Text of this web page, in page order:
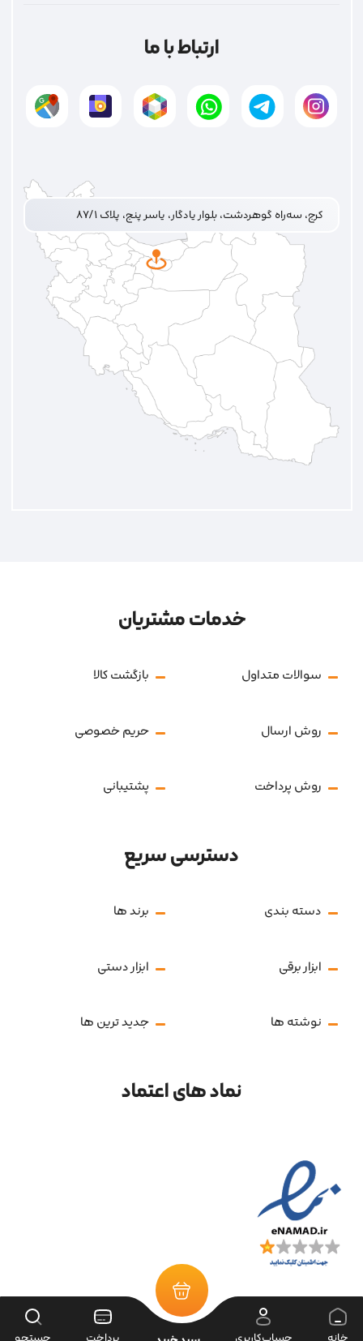
ارتباط با ما
کرج، سه‌راه گوهردشت، بلوار یادگار، یاسر پنج، پلاک ۸۷/۱
خدمات مشتریان
سوالات متداول بازگشت کالا
روش ارسال حریم خصوصی
روش پرداخت پشتیبانی
دسترسی سریع
دسته بندی برند ها
ابزار برقی ابزار دستی
نوشته ها جدید ترین ها
نماد های اعتماد